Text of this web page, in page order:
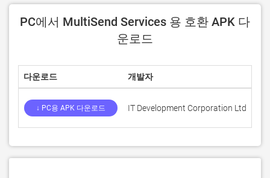
PC에서 MultiSend Services 용 호환 APK 다
운로드
다운로드 개발자
↓ PC용 APK 다운로드 IT Development Corporation Ltd